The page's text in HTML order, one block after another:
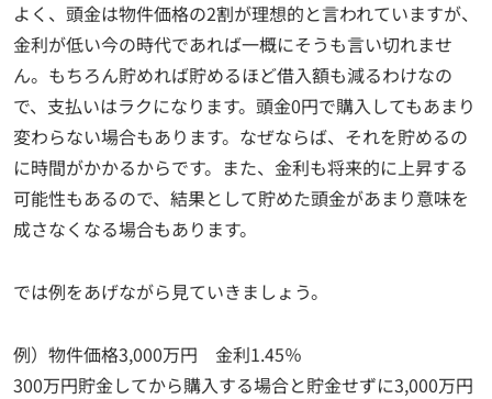
よく、頭金は物件価格の2割が理想的と言われていますが、
金利が低い今の時代であれば一概にそうも言い切れませ
ん。もちろん貯めれば貯めるほど借入額も減るわけなの
で、支払いはラクになります。頭金0円で購入してもあまり
変わらない場合もあります。なぜならば、それを貯めるの
に時間がかかるからです。また、金利も将来的に上昇する
可能性もあるので、結果として貯めた頭金があまり意味を
成さなくなる場合もあります。
では例をあげながら見ていきましょう。
例）物件価格3,000万円 金利1.45％
300万円貯金してから購入する場合と貯金せずに3,000万円